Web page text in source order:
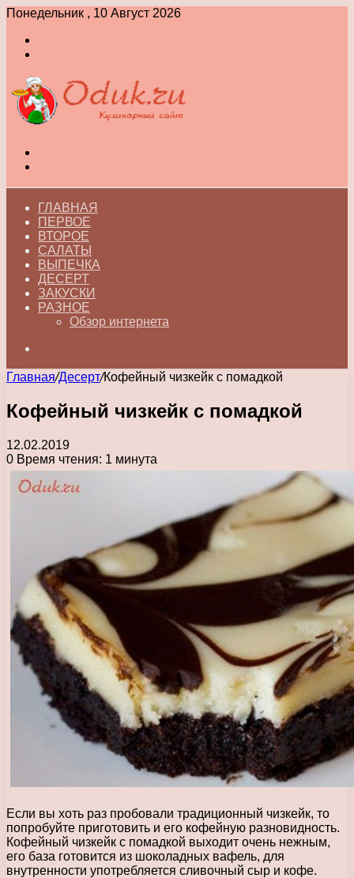
Понедельник , 10 Август 2026
ГЛАВНАЯ
ПЕРВОЕ
ВТОРОЕ
САЛАТЫ
ВЫПЕЧКА
ДЕСЕРТ
ЗАКУСКИ
РАЗНОЕ
Обзор интернета
Главная/Десерт/Кофейный чизкейк с помадкой
Кофейный чизкейк с помадкой
12.02.2019
0 Время чтения: 1 минута
Если вы хоть раз пробовали традиционный чизкейк, то
попробуйте приготовить и его кофейную разновидность.
Кофейный чизкейк с помадкой выходит очень нежным,
его база готовится из шоколадных вафель, для
внутренности употребляется сливочный сыр и кофе.